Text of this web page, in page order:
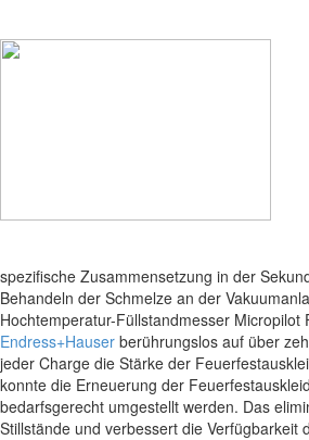
spezifische Zusammensetzung in der
Behandeln der Schmelze an der
Hochtemperatur-Füllstandmesser Micropilot
Endress+Hauser berührungslos auf über
jeder Charge die Stärke der
konnte die Erneuerung der
bedarfsgerecht umgestellt werden. Das
Stillstände und verbessert die Verfügbarkeit